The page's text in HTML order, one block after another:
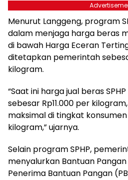
Menurut Langgeng, program
dalam menjaga harga beras
di bawah Harga Eceran
ditetapkan pemerintah
kilogram.
“Saat ini harga jual beras
sebesar Rp11.000 per
maksimal di tingkat konsumen
kilogram,” ujarnya.
Selain program SPHP,
menyalurkan Bantuan
Penerima Bantuan Pangan